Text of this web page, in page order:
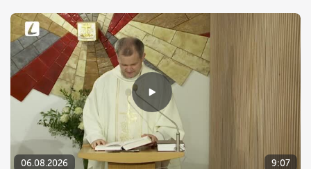
06.08.2026 9:07